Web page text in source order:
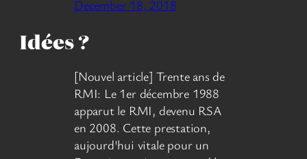
December 18, 2018
Idées ?
[Nouvel article] Trente ans de
RMI: Le 1er décembre 1988
apparut le RMI, devenu RSA
en 2008. Cette prestation,
aujourd'hui vitale pour un